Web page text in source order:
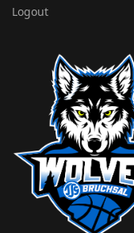
Logout